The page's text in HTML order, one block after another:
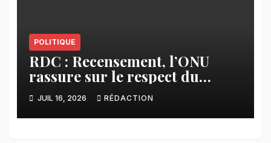
POLITIQUE
RDC : Recensement, l’ONU
rassure sur le respect du
calendrier constitutionnel
JUIL 16, 2026 RÉDACTION